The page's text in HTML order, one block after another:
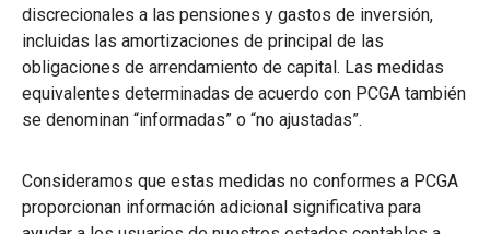
discrecionales a las pensiones y gastos de inversión,
incluidas las amortizaciones de principal de las
obligaciones de arrendamiento de capital. Las medidas
equivalentes determinadas de acuerdo con PCGA también
se denominan “informadas” o “no ajustadas”.
Consideramos que estas medidas no conformes a PCGA
proporcionan información adicional significativa para